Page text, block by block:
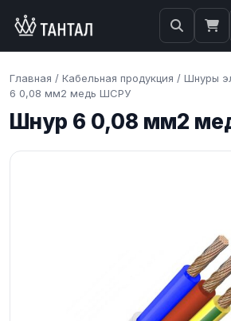
Главная / Кабельная продукция / Шнуры
6 0,08 мм2 медь ШСРУ
Шнур 6 0,08 мм2